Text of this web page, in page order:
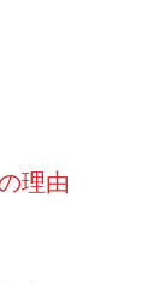
理由